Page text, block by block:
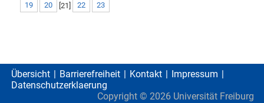
19
20 [21] 22 23
Übersicht Barrierefreiheit Kontakt
Impressum
Datenschutzerklaerung
Copyright © 2026 Universität Freiburg